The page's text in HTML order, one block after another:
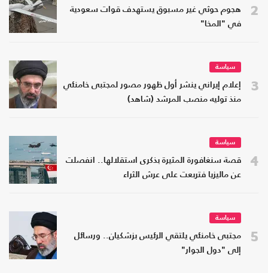
2
هجوم حوثي غير مسبوق يستهدف قوات سعودية
في "المخا"
3
سياسة
إعلام إيراني ينشر أول ظهور مصور لمجتبى خامنئي
منذ توليه منصب المرشد (شاهد)
4
سياسة
قصة سنغافورة المثيرة بذكرى استقلالها.. انفصلت
عن ماليزيا فتربعت على عرش الثراء
5
سياسة
مجتبى خامنئي يلتقي الرئيس بزشكيان.. ورسائل
إلى "دول الجوار"